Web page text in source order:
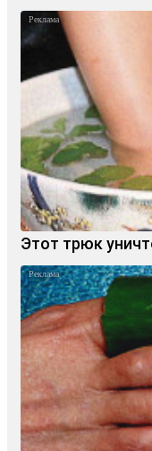
Этот трюк